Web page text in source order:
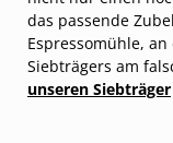
das passende
Espressomühle,
Siebträgers am
unseren Siebträger